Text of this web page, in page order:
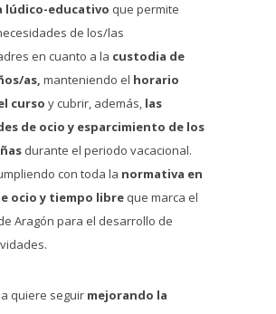
lúdico-educativo que permite
de los/las
en cuanto a la custodia de
as, manteniendo el horario
curso y cubrir, además, las
de ocio y esparcimiento de los
durante el periodo vacacional.
con toda la normativa en
ocio y tiempo libre que marca el
Aragón para el desarrollo de
quiere seguir mejorando la